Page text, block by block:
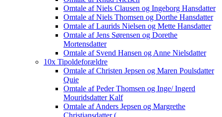
Omtale af Niels Clausen og Ingeborg Hansdatter
Omtale af Niels Thomsen og Dorthe Hansdatter
Omtale af Laurids Nielsen og Mette Hansdatter
Omtale af Jens Sørensen og Dorethe
Mortensdatter
Omtale af Svend Hansen og Anne Nielsdatter
10x Tipoldeforældre
Omtale af Christen Jepsen og Maren Poulsdatter
Quie
Omtale af Peder Thomsen og Inge/ Ingerd
Mouridsdatter Kalf
Omtale af Anders Jepsen og Margrethe
Christiansdatter (